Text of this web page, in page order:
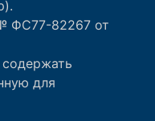
ФС77-82267 от
для